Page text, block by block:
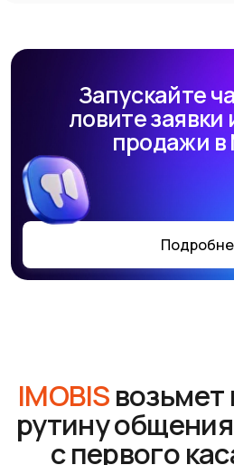
IMOBISвозьмет на
рутину общения с
с первого
повторной